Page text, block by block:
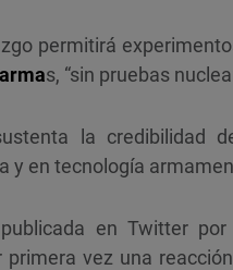
permitirá
s, “sin pruebas
la credibilidad
y en tecnología
en Twitter
vez una